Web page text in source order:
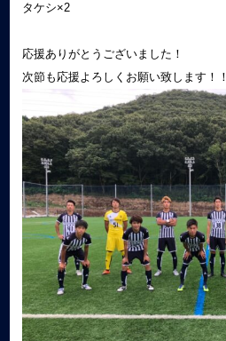
タケシ×2
応援ありがとうございました！
次節も応援よろしくお願い致します！！